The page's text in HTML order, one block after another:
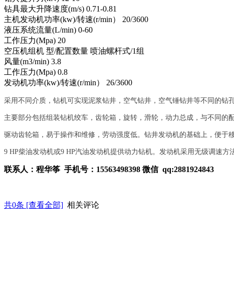
钻具最大升降速度(m/s) 0.71-0.81
主机发动机功率(kw)/转速(r/min）
20/3600
液压系统流量(L/min) 0-60
工作压力(Mpa) 20
空压机组机 型/配置数量 喷油螺杆式/1组
风量(m3/min) 3.8
工作压力(Mpa) 0.8
发动机功率(kw)/转速(r/min） 26/3600
采用不同介质，钻机可实现泥浆钻井，空气钻井，空气锤钻井等不同的钻
主要部分包括组装钻机绞车，齿轮箱，旋转，滑轮，动力总成，与不同的
驱动齿轮箱，易于操作和维修，劳动强度低。钻井发动机的基础上，便于
9 HP柴油发动机或9 HP汽油发动机提供动力钻机。发动机采用无级调速方
联系人：程华筝 手机号： 15563498398 微信qq:2881924843
共0条 [查看全部] 相关评论